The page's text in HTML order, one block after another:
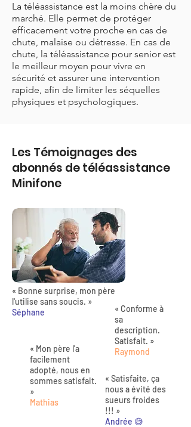
La téléassistance est la moins chère du
marché. Elle permet de protéger
efficacement votre proche en cas de
chute, malaise ou détresse. En cas de
chute, la téléassistance pour senior est
le meilleur moyen pour vivre en
sécurité et assurer une intervention
rapide, afin de limiter les séquelles
physiques et psychologiques.
Les Témoignages des
abonnés de téléassistance
Minifone
« Bonne surprise, mon père
l'utilise sans soucis. »
Séphane
« Mon père l'a
facilement
adopté, nous en
sommes satisfait.
»
Mathias
« Conforme à
sa
description.
Satisfait. »
Raymond
« Satisfaite, ça
nous a évité des
sueurs froides
!!! »
Andrée 😅